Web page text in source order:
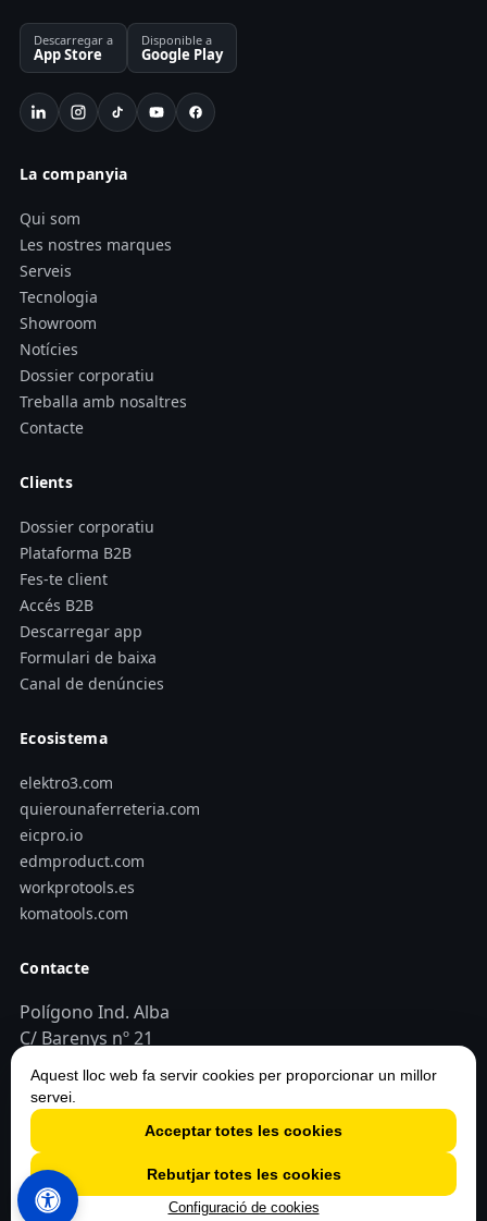
Descarregar a
App Store
Disponible a
Google Play
La companyia
Qui som
Les nostres marques
Serveis
Tecnologia
Showroom
Notícies
Dossier corporatiu
Treballa amb nosaltres
Contacte
Clients
Dossier corporatiu
Plataforma B2B
Fes-te client
Accés B2B
Descarregar app
Formulari de baixa
Canal de denúncies
Ecosistema
elektro3.com
quierounaferreteria.com
eicpro.io
edmproduct.com
workprotools.es
komatools.com
Contacte
Polígono Ind. Alba
C/ Barenys nº 21
43480 Vilaseca (Tarragona - España)
+34 977 79 29 45
elektro3@elektro3.com
Aquest lloc web fa servir cookies per proporcionar un millor
servei.
Configuració de cookies
Rebutjar totes les cookies
Acceptar totes les cookies